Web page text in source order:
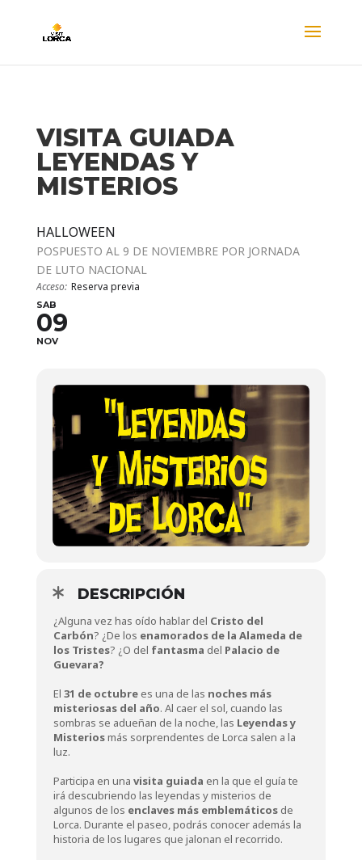
VISITA GUIADA
LEYENDAS Y
MISTERIOS
HALLOWEEN
POSPUESTO AL 9 DE NOVIEMBRE POR JORNADA
DE LUTO NACIONAL
Acceso: Reserva previa
SAB
09
NOV
DESCRIPCIÓN
¿Alguna vez has oído hablar del Cristo del
Carbón? ¿De los enamorados de la Alameda de
los Tristes? ¿O del fantasma del Palacio de
Guevara?
El 31 de octubrees una de las noches más
misteriosas del año. Al caer el sol, cuando las
sombras se adueñan de la noche, las Leyendas y
Misteriosmás sorprendentes de Lorca salen a la
luz.
Participa en una visita guiada en la que el guía te
irá descubriendo las leyendas y misterios de
algunos de los enclaves más emblemáticosde
Lorca. Durante el paseo, podrás conocer además la
historia de los lugares que jalonan el recorrido.